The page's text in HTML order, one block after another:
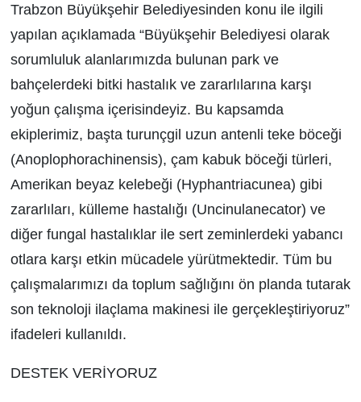
Trabzon Büyükşehir Belediyesinden konu ile ilgili
yapılan açıklamada “Büyükşehir Belediyesi olarak
sorumluluk alanlarımızda bulunan park ve
bahçelerdeki bitki hastalık ve zararlılarına karşı
yoğun çalışma içerisindeyiz. Bu kapsamda
ekiplerimiz, başta turunçgil uzun antenli teke böceği
(Anoplophorachinensis), çam kabuk böceği türleri,
Amerikan beyaz kelebeği (Hyphantriacunea) gibi
zararlıları, külleme hastalığı (Uncinulanecator) ve
diğer fungal hastalıklar ile sert zeminlerdeki yabancı
otlara karşı etkin mücadele yürütmektedir. Tüm bu
çalışmalarımızı da toplum sağlığını ön planda tutarak
son teknoloji ilaçlama makinesi ile gerçekleştiriyoruz”
ifadeleri kullanıldı.
DESTEK VERİYORUZ